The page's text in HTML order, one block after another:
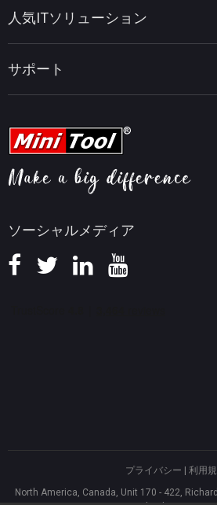
ソーシャルメディア
MiniTool PDF Editor
MiniTool MovieMaker
MiniTool uTube Downloader
データ復元ヒント
PDF編集ヒント
動画編集ヒント
ビデオ変換ヒント
画面録画ヒント
知識ベース
人気ITソリューション
MiniTool ニュースセンター
サポート
ヘルプ
プライバシー
利用
North America, Canada, Unit 170 - 422,